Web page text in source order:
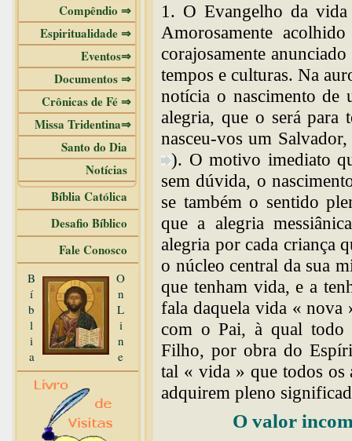
Compêndio ⇒
Espiritualidade ⇒
Eventos⇒
Documentos ⇒
Crônicas de Fé ⇒
Missa Tridentina⇒
Santo do Dia
Notícias
Bíblia Católica
Desafio Bíblico
Fale Conosco
B
í
b
l
i
a
O
n
L
i
n
e
1. O Evangelho da vida
Amorosamente
corajosamente
tempos e culturas. Na
notícia o nascimento de
alegria, que o será
nasceu-vos um
). O motivo imediato
sem dúvida, o
se também o sentido
que a alegria
alegria por cada criança
o núcleo central da sua
que tenham vida, e a
fala daquela vida « nova
com o Pai, à qual todo
Filho, por obra do
tal « vida » que todos os
adquirem pleno
O valor